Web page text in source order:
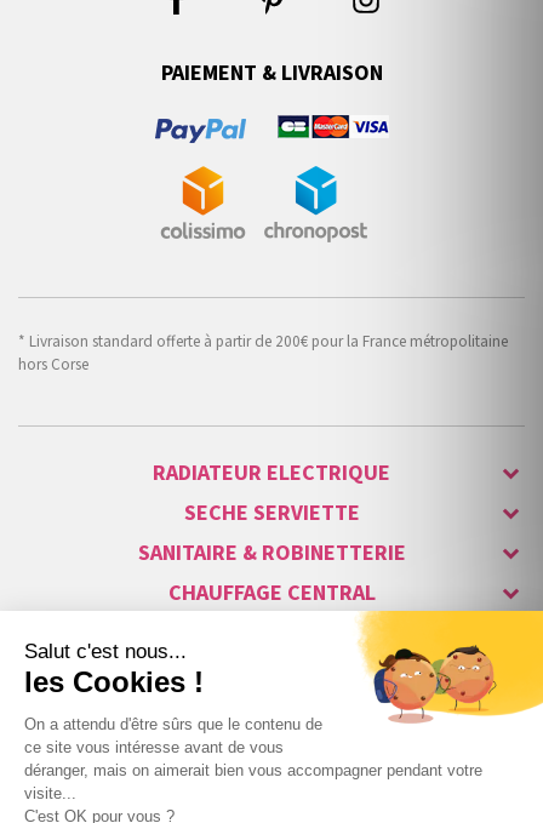
PAIEMENT & LIVRAISON
* Livraison standard offerte à partir de 200€ pour la France métropolitaine
hors Corse
RADIATEUR ELECTRIQUE
SECHE SERVIETTE
SANITAIRE & ROBINETTERIE
CHAUFFAGE CENTRAL
ALARME & SÉCURITÉ
MAISON CONNECTÉE
VISIOPHONE & INTERPHONE
LUMINAIRES & ECLAIRAGE